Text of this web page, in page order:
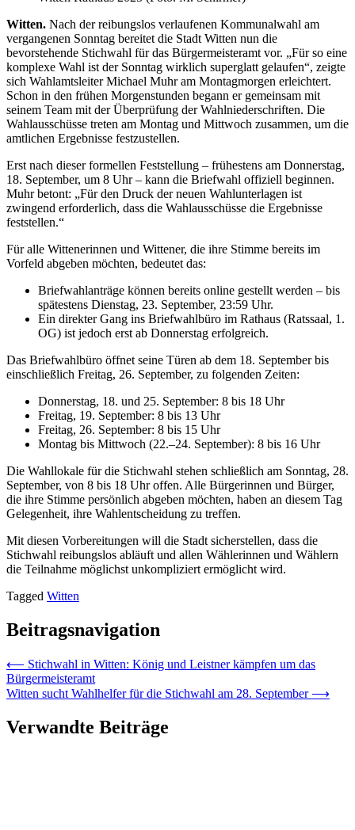
Witten. Nach der reibungslos verlaufenen Kommunalwahl am
vergangenen Sonntag bereitet die Stadt Witten nun die
bevorstehende Stichwahl für das Bürgermeisteramt vor. „Für so eine
komplexe Wahl ist der Sonntag wirklich superglatt gelaufen“, zeigte
sich Wahlamtsleiter Michael Muhr am Montagmorgen erleichtert.
Schon in den frühen Morgenstunden begann er gemeinsam mit
seinem Team mit der Überprüfung der Wahlniederschriften. Die
Wahlausschüsse treten am Montag und Mittwoch zusammen, um die
amtlichen Ergebnisse festzustellen.
Erst nach dieser formellen Feststellung – frühestens am Donnerstag,
18. September, um 8 Uhr – kann die Briefwahl offiziell beginnen.
Muhr betont: „Für den Druck der neuen Wahlunterlagen ist
zwingend erforderlich, dass die Wahlausschüsse die Ergebnisse
feststellen.“
Für alle Wittenerinnen und Wittener, die ihre Stimme bereits im
Vorfeld abgeben möchten, bedeutet das:
Briefwahlanträge können bereits online gestellt werden – bis
spätestens Dienstag, 23. September, 23:59 Uhr.
Ein direkter Gang ins Briefwahlbüro im Rathaus (Ratssaal, 1.
OG) ist jedoch erst ab Donnerstag erfolgreich.
Das Briefwahlbüro öffnet seine Türen ab dem 18. September bis
einschließlich Freitag, 26. September, zu folgenden Zeiten:
Donnerstag, 18. und 25. September: 8 bis 18 Uhr
Freitag, 19. September: 8 bis 13 Uhr
Freitag, 26. September: 8 bis 15 Uhr
Montag bis Mittwoch (22.–24. September): 8 bis 16 Uhr
Die Wahllokale für die Stichwahl stehen schließlich am Sonntag, 28.
September, von 8 bis 18 Uhr offen. Alle Bürgerinnen und Bürger,
die ihre Stimme persönlich abgeben möchten, haben an diesem Tag
Gelegenheit, ihre Wahlentscheidung zu treffen.
Mit diesen Vorbereitungen will die Stadt sicherstellen, dass die
Stichwahl reibungslos abläuft und allen Wählerinnen und Wählern
die Teilnahme möglichst unkompliziert ermöglicht wird.
Tagged Witten
Beitragsnavigation
⟵ Stichwahl in Witten: König und Leistner kämpfen um das
Bürgermeisteramt
Witten sucht Wahlhelfer für die Stichwahl am 28. September ⟶
Verwandte Beiträge